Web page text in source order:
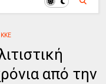
ΚΚΕ
από την